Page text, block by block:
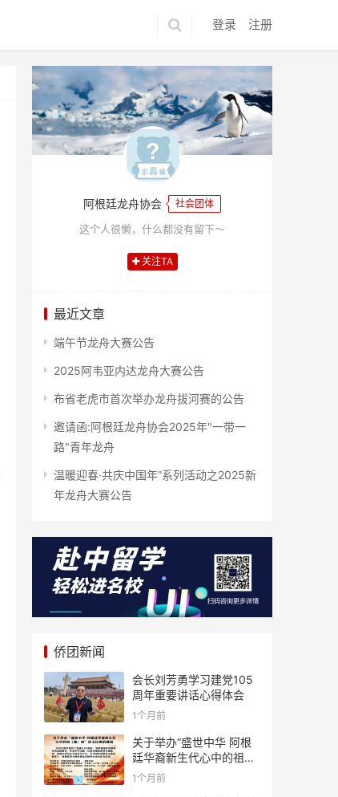
登录 注册
阿根廷龙舟协会 社会团体
这个人很懒，什么都没有留下～
关注TA
最近文章
端午节龙舟大赛公告
2025阿韦亚内达龙舟大赛公告
布省老虎市首次举办龙舟拔河赛的公告
邀请函:阿根廷龙舟协会2025年"一带一
路"青年龙舟
温暖迎春·共庆中国年”系列活动之2025新
年龙舟大赛公告
侨团新闻
会长刘芳勇学习建党105
周年重要讲话心得体会
1个月前
关于举办“盛世中华 阿根
廷华裔新生代心中的祖
(籍)国”征文比赛的通知
1个月前